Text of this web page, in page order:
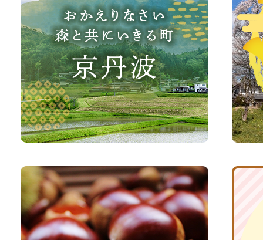
え
り
な
さ
い、
森
共
に
い
波
町
観
光
サ
イ
ふ
る
さ
京
波